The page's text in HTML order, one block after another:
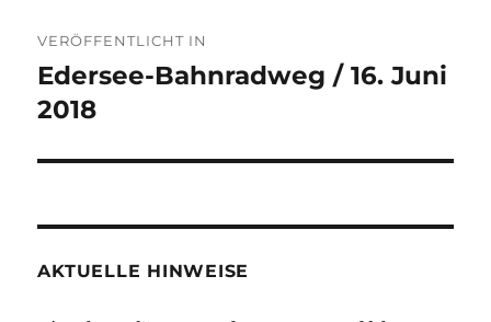
VERÖFFENTLICHT IN
Edersee-Bahnradweg / 16. Juni
2018
AKTUELLE HINWEISE